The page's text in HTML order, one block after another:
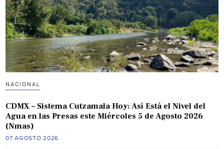
NACIONAL
CDMX – Sistema Cutzamala Hoy: Así Está el Nivel del
Agua en las Presas este Miércoles 5 de Agosto 2026
(Nmas)
07 AGOSTO 2026